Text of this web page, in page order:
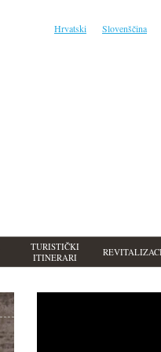
Hrvatski Slovenščina
TURISTIČKI
ITINERARI